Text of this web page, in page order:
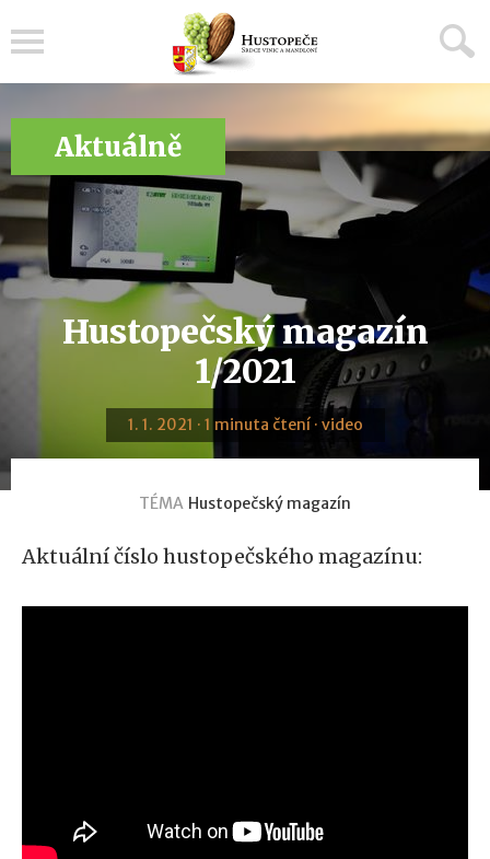
Aktuálně
Hustopečský magazín
1/2021
1. 1. 2021 · 1 minuta čtení · video
TÉMA Hustopečský magazín
Aktuální číslo hustopečského magazínu: